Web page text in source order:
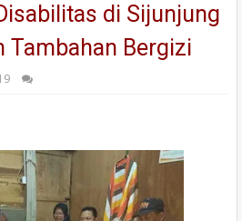
di Sijunjung
Tambahan Bergizi